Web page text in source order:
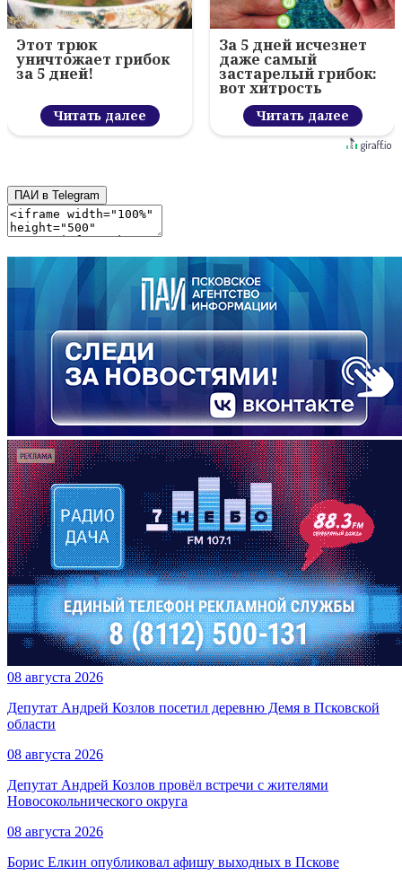
Этот трюк
уничтожает грибок
за 5 дней!
Читать далее
За 5 дней исчезнет
даже самый
застарелый грибок:
вот хитрость
Читать далее
ПАИ в Telegram
08 августа 2026
Депутат Андрей Козлов посетил деревню Демя в Псковской
области
08 августа 2026
Депутат Андрей Козлов провёл встречи с жителями
Новосокольнического округа
08 августа 2026
Борис Елкин опубликовал афишу выходных в Пскове